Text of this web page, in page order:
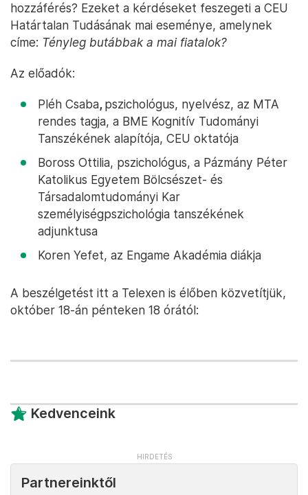
hozzáférés? Ezeket a kérdéseket feszegeti a CEU
Határtalan Tudásának mai eseménye, amelynek
címe: Tényleg butábbak a mai fiatalok?
Az előadók:
Pléh Csaba,pszichológus, nyelvész, az MTA
rendes tagja, a BME Kognitív Tudományi
Tanszékének alapítója, CEU oktatója
Boross Ottilia, pszichológus, a Pázmány Péter
Katolikus Egyetem Bölcsészet- és
Társadalomtudományi Kar
személyiségpszichológia tanszékének
adjunktusa
Koren Yefet, az Engame Akadémia diákja
A beszélgetést itt a Telexen is élőben közvetítjük,
október 18-án pénteken 18 órától:
Kedvenceink
Partnereinktől